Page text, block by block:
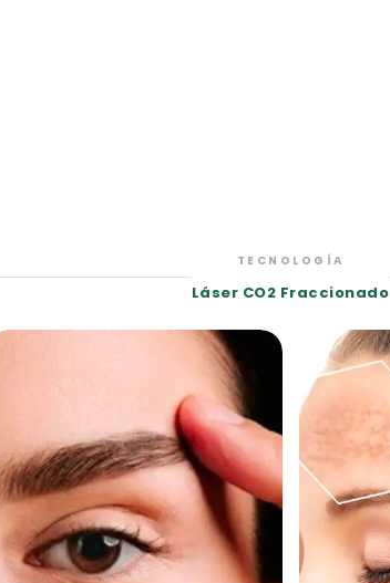
TECNOLOGÍA
Láser CO2 Fraccionado